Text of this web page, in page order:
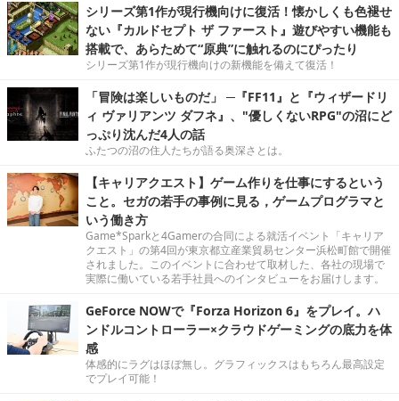
シリーズ第1作が現行機向けに復活！懐かしくも色褪せ
ない『カルドセプト ザ ファースト』遊びやすい機能も
搭載で、あらためて“原典”に触れるのにぴったり
シリーズ第1作が現行機向けの新機能を備えて復活！
「冒険は楽しいものだ」 ─『FF11』と『ウィザードリ
ィ ヴァリアンツ ダフネ』、"優しくないRPG"の沼にど
っぷり沈んだ4人の話
ふたつの沼の住人たちが語る奥深さとは。
【キャリアクエスト】ゲーム作りを仕事にするという
こと。セガの若手の事例に見る，ゲームプログラマと
いう働き方
Game*Sparkと4Gamerの合同による就活イベント「キャリア
クエスト」の第4回が東京都立産業貿易センター浜松町館で開催
されました。このイベントに合わせて取材した、各社の現場で
実際に働いている若手社員へのインタビューをお届けします。
GeForce NOWで『Forza Horizon 6』をプレイ。ハ
ンドルコントローラー×クラウドゲーミングの底力を体
感
体感的にラグはほぼ無し。グラフィックスはもちろん最高設定
でプレイ可能！